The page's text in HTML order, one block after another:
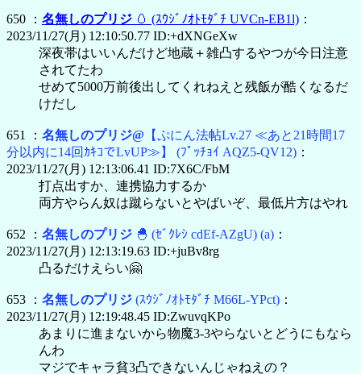
650 ： 名無しのプリジ 🥚 (ｽｳｼﾞﾉｵﾄﾓﾀﾞﾁ UVCn-EB1l) ：
2023/11/27(月) 12:10:50.77 ID:+dXNGeXw
深夜帯はいいんだけど地蔵＋雑凸するやつが今日注意
されてたわ
せめて5000万前後出してくれねえと残飯が酷くなるだ
けだし
651 ： 名無しのプリジ@ 【ぷにん法帖Lv.27 ≪あと21時間17
分以内に14回ｶｷｺでLvUP≫】
(ﾌﾟｯﾁｮｲ AQZ5-QV12) ：
2023/11/27(月) 12:13:06.41 ID:7X6C/FbM
打点出すか、連携協力するか
両方やらん奴は蹴らないとやばいぞ、最低片方はやれ
652 ： 名無しのプリジ 🐣 (ｾﾞｸﾚｼ cdEf-AZgU) (a) ：
2023/11/27(月) 12:13:19.63 ID:+juBv8rg
凸るだけえらい🤗
653 ： 名無しのプリジ (ｽｳｼﾞﾉｵﾄﾓﾀﾞﾁ M66L-YPct) ：
2023/11/27(月) 12:19:48.45 ID:ZwuvqKPo
あまりに進まないから物魔3-3やらないとどうにもなら
んわ
マジでキャラ貧3凸できないんじゃねえの？